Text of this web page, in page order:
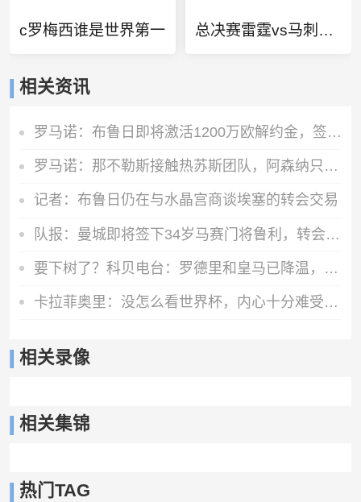
c罗梅西谁是世界第一 总决赛雷霆vs马刺第三场
相关资讯
罗马诺：布鲁日即将激活1200万欧解约金，签下马略卡前锋比尔希利
罗马诺：那不勒斯接触热苏斯团队，阿森纳只接受永久转会
记者：布鲁日仍在与水晶宫商谈埃塞的转会交易
队报：曼城即将签下34岁马赛门将鲁利，转会费350万欧元
要下树了？科贝电台：罗德里和皇马已降温，巴萨和他达成个人协议
卡拉菲奥里：没怎么看世界杯，内心十分难受，我会把情绪化为动力
相关录像
相关集锦
热门TAG